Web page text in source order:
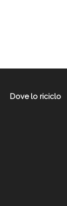
Dove lo riciclo